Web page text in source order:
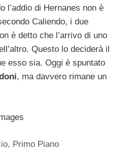
l’addio di Hernanes non è
Caliendo, i due
è detto che l’arrivo di uno
Questo lo deciderà il
esso sia. Oggi è spuntato
, ma davvero rimane un
, Primo Piano